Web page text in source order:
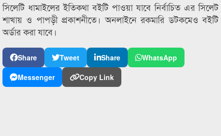
সিলেটি ধামাইলের ইতিকথা বইটি পাওয়া যাবে নির্বাচিত এর সিলেট
শাখায় ও পাপড়ী প্রকাশনীতে। অনলাইনে রকমারি ডটকমেও বইটি
অর্ডার করা যাবে।
Share Tweet Share
WhatsApp
Messenger
Copy Link